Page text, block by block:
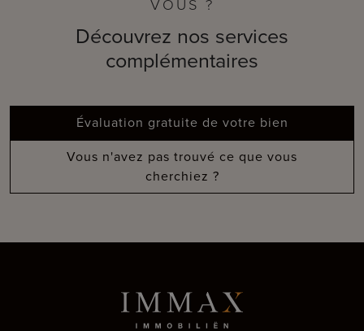
VOUS ?
Découvrez nos services
complémentaires
Évaluation gratuite de votre bien
Vous n'avez pas trouvé ce que vous
cherchiez ?